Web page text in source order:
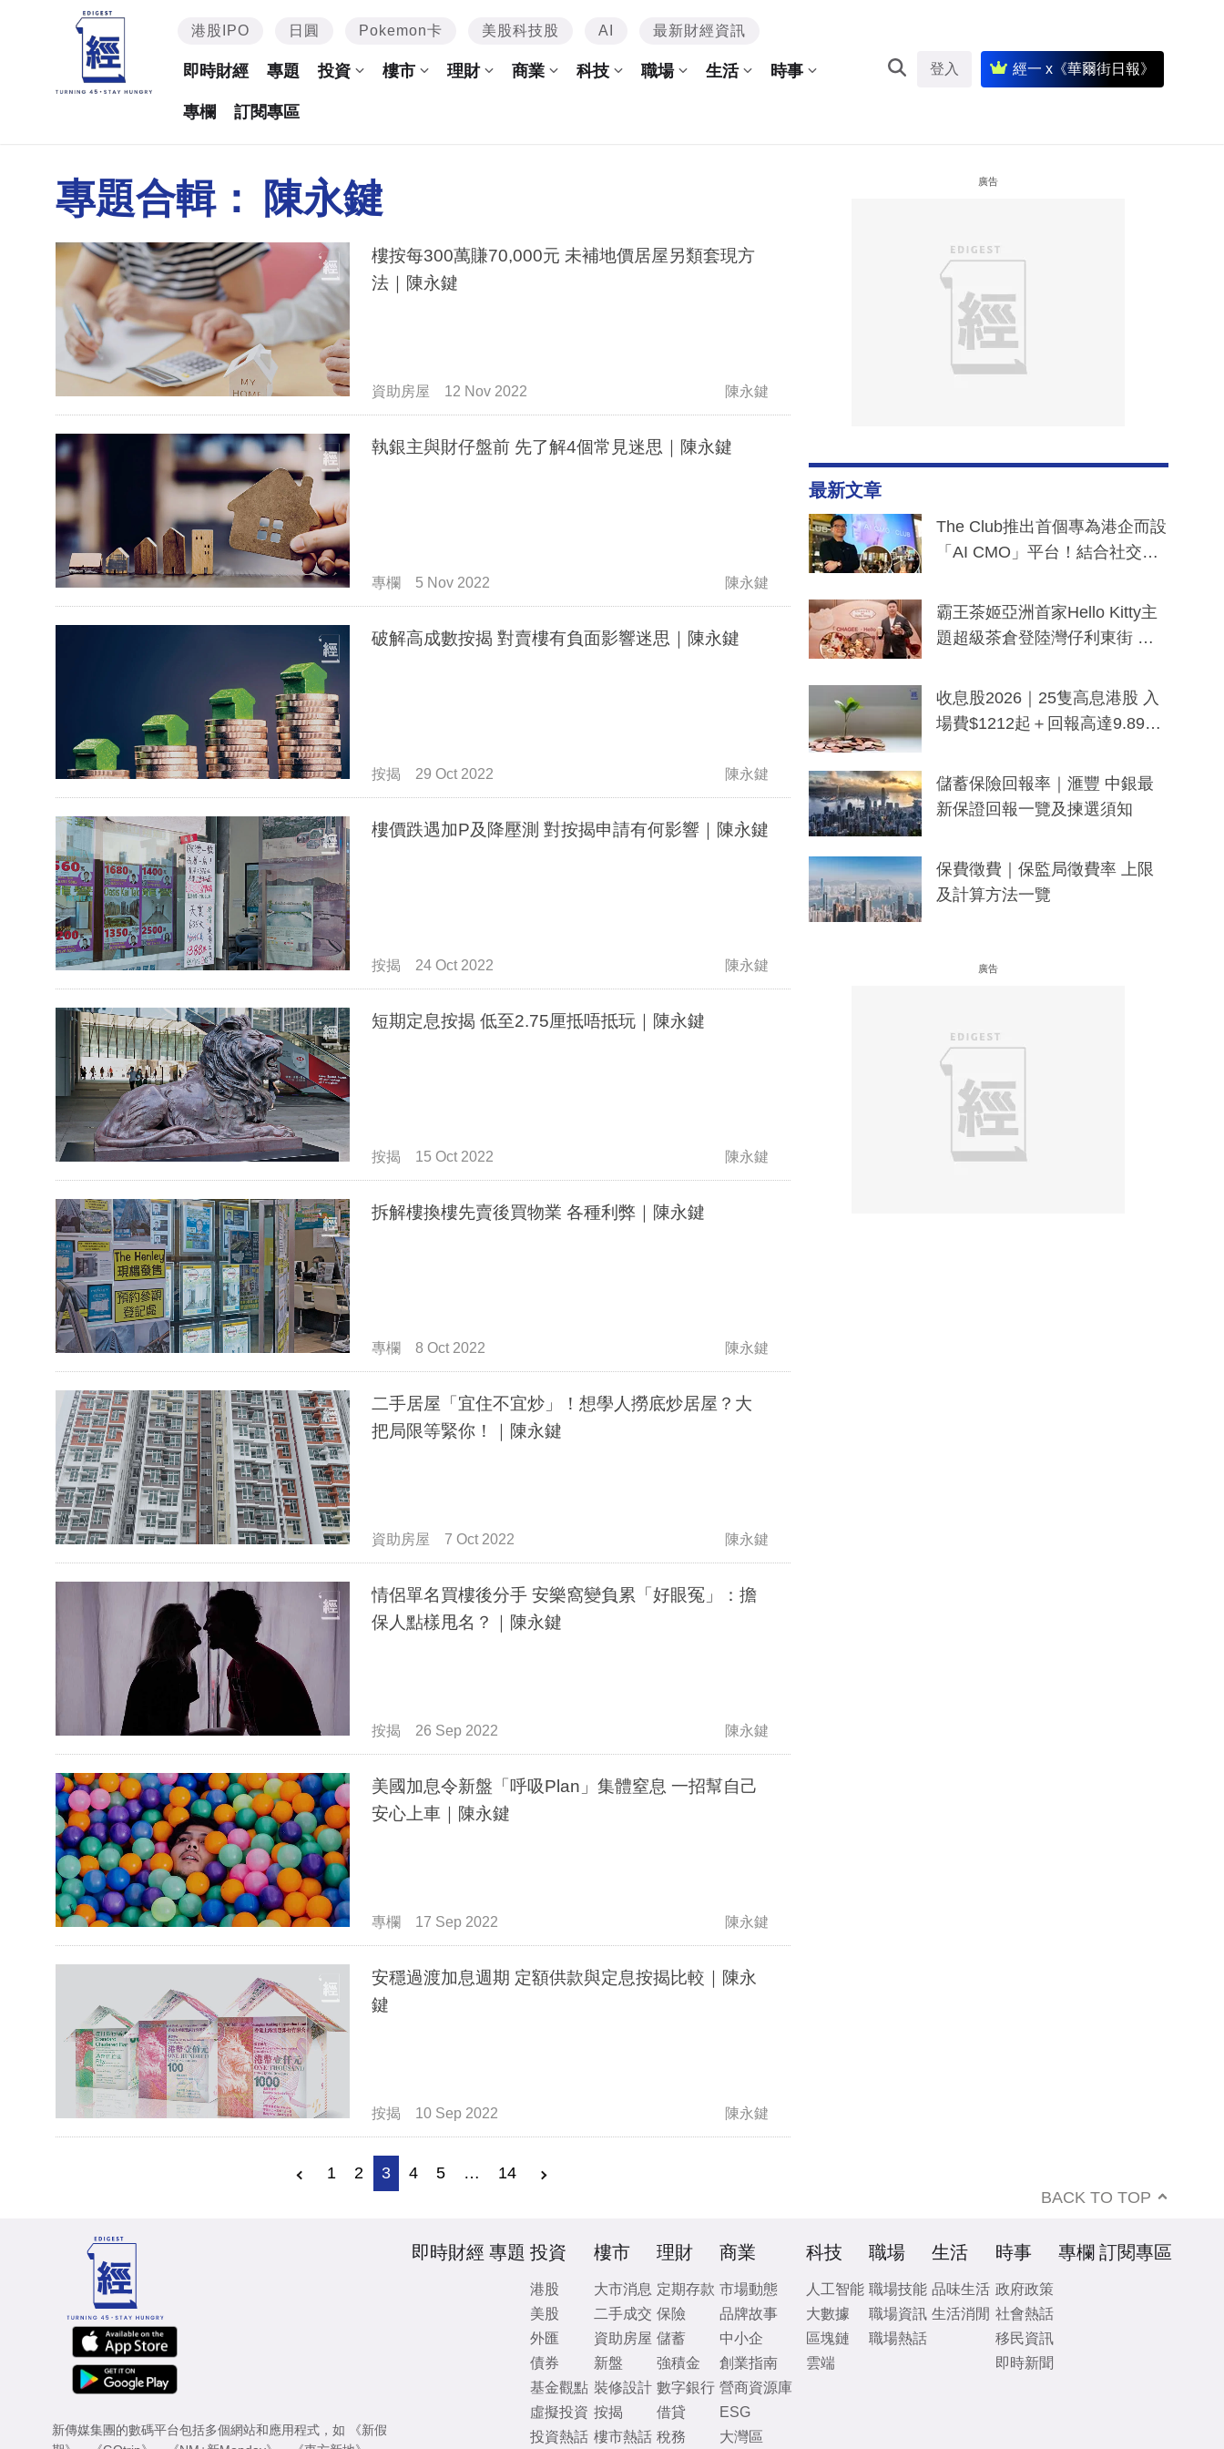
港股IPO 日圓 Pokemon卡 美股科技股 AI 最新財經資訊
即時財經 專題 投資 樓市 理財 商業 科技 職場 生活 時事
專欄 訂閱專區
登入 經一 x《華爾街日報》
專題合輯： 陳永鍵
樓按每300萬賺70,000元 未補地價居屋另類套現方
法｜陳永鍵
資助房屋 12 Nov 2022 陳永鍵
執銀主與財仔盤前 先了解4個常見迷思｜陳永鍵
專欄 5 Nov 2022 陳永鍵
破解高成數按揭 對賣樓有負面影響迷思｜陳永鍵
按揭 29 Oct 2022 陳永鍵
樓價跌遇加P及降壓測 對按揭申請有何影響｜陳永鍵
按揭 24 Oct 2022 陳永鍵
短期定息按揭 低至2.75厘抵唔抵玩｜陳永鍵
按揭 15 Oct 2022 陳永鍵
拆解樓換樓先賣後買物業 各種利弊｜陳永鍵
專欄 8 Oct 2022 陳永鍵
二手居屋「宜住不宜炒」！想學人撈底炒居屋？大
把局限等緊你！｜陳永鍵
資助房屋 7 Oct 2022 陳永鍵
情侶單名買樓後分手 安樂窩變負累「好眼冤」：擔
保人點樣甩名？｜陳永鍵
按揭 26 Sep 2022 陳永鍵
美國加息令新盤「呼吸Plan」集體窒息 一招幫自己
安心上車｜陳永鍵
專欄 17 Sep 2022 陳永鍵
安穩過渡加息週期 定額供款與定息按揭比較｜陳永
鍵
按揭 10 Sep 2022 陳永鍵
1 2 3 4 5 … 14
廣告
最新文章
The Club推出首個專為港企而設
「AI CMO」平台！結合社交聆
分鐘生成「貼地」宣傳短片
霸王茶姬亞洲首家Hello Kitty主
題超級茶倉登陸灣仔利東街 推
y及香港限定特調系列
收息股2026｜25隻高息港股 入
場費$1212起＋回報高達9.89
儲蓄保險回報率｜滙豐 中銀最
新保證回報一覽及揀選須知
保費徵費｜保監局徵費率 上限
及計算方法一覽
廣告
BACK TO TOP
新傳媒集團的數碼平台包括多個網站和應用程式，如
《新假
即時財經 專題 投資
港股
美股
外匯
債券
基金觀點
虛擬投資
投資熱話
樓市
大市消息
二手成交
資助房屋
新盤
裝修設計
按揭
樓市熱話
理財
定期存款
保險
儲蓄
強積金
數字銀行
借貸
稅務
商業
市場動態
品牌故事
中小企
創業指南
營商資源庫
ESG
大灣區
科技
人工智能
大數據
區塊鏈
雲端
職場
職場技能
職場資訊
職場熱話
生活
品味生活
生活消閒
時事
政府政策
社會熱話
移民資訊
即時新聞
專欄 訂閱專區